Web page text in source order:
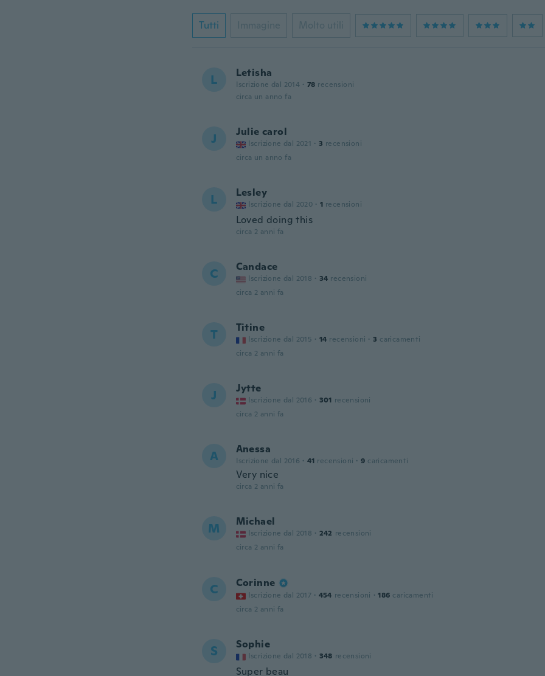
Tutti Immagine Molto utili
L Letisha
Iscrizione dal 2014 · 78 recensioni
circa un anno fa
J Julie carol
Iscrizione dal 2021 · 3 recensioni
circa un anno fa
L Lesley
Iscrizione dal 2020 · 1 recensioni
Loved doing this
circa 2 anni fa
C Candace
Iscrizione dal 2018 · 34 recensioni
circa 2 anni fa
T Titine
Iscrizione dal 2015 · 14 recensioni · 3 caricamenti
circa 2 anni fa
J Jytte
Iscrizione dal 2016 · 301 recensioni
circa 2 anni fa
A Anessa
Iscrizione dal 2016 · 41 recensioni · 9 caricamenti
Very nice
circa 2 anni fa
M Michael
Iscrizione dal 2018 · 242 recensioni
circa 2 anni fa
C Corinne
Iscrizione dal 2017 · 454 recensioni · 186 caricamenti
circa 2 anni fa
S Sophie
Iscrizione dal 2018 · 348 recensioni
Super beau